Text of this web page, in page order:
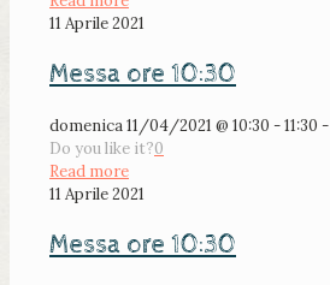
11 Aprile 2021
Messa ore 10:30
domenica 11/04/2021 @ 10:30 - 11:30 -
Do you like it?0
Read more
11 Aprile 2021
Messa ore 10:30